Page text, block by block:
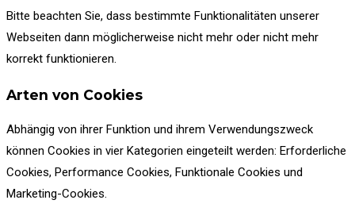
Bitte beachten Sie, dass bestimmte Funktionalitäten unserer
Webseiten dann möglicherweise nicht mehr oder nicht mehr
korrekt funktionieren.
Arten von Cookies
Abhängig von ihrer Funktion und ihrem Verwendungszweck
können Cookies in vier Kategorien eingeteilt werden: Erforderliche
Cookies, Performance Cookies, Funktionale Cookies und
Marketing-Cookies.